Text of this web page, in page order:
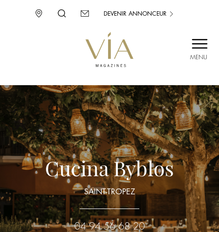
MENU
CORSE
ENVIE D’AILLEURS
DEVENIR ANNONCEUR
Cucina Byblos
SAINT-TROPEZ
04 94 56 68 20